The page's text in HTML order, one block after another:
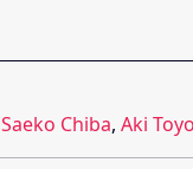
Saeko Chiba, Aki